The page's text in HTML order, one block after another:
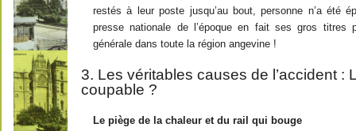
restés à leur poste jusqu’au bout, personne n’a été
presse nationale de l’époque en fait ses gros titres
générale dans toute la région angevine !
3. Les véritables causes de l’accident :
coupable ?
Le piège de la chaleur et du rail qui bouge